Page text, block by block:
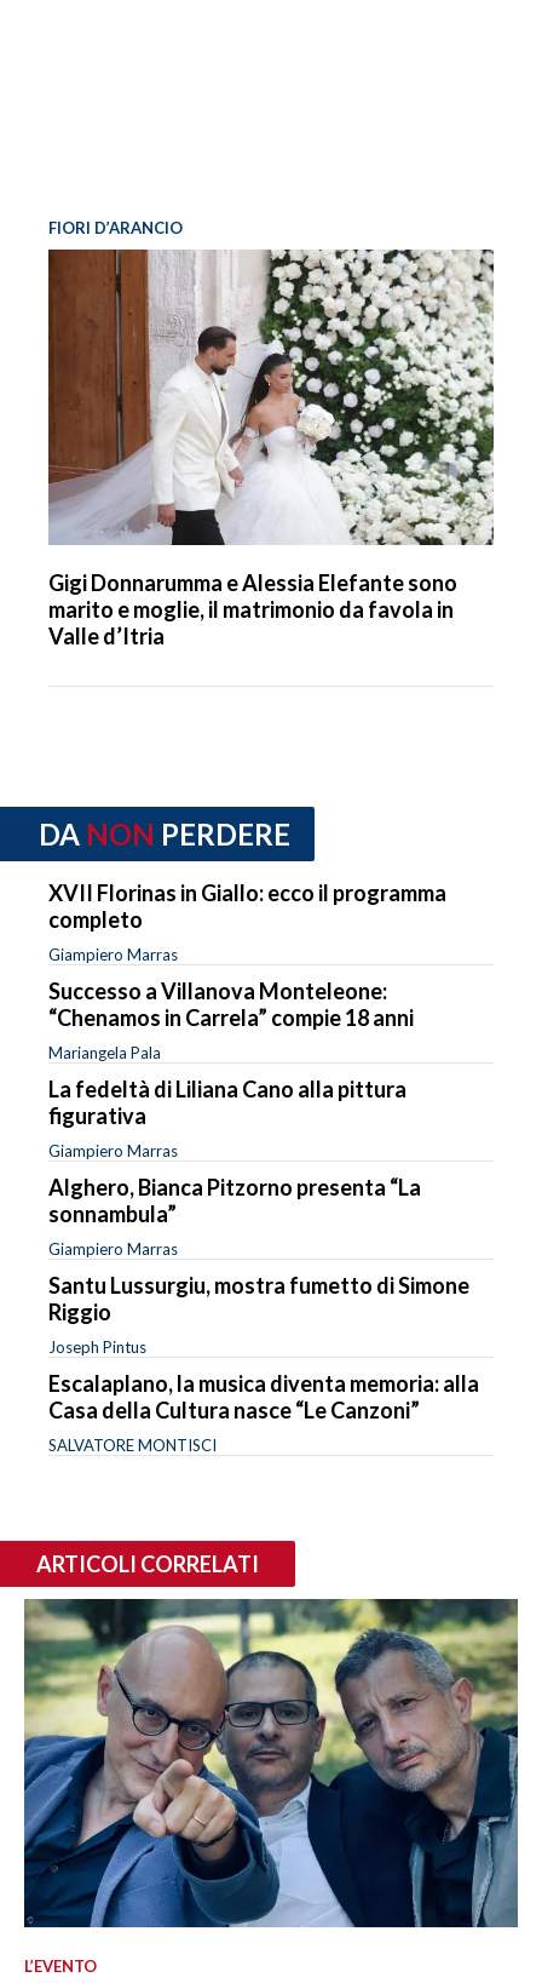
FIORI D’ARANCIO
Gigi Donnarumma e Alessia Elefante sono
marito e moglie, il matrimonio da favola in
Valle d’Itria
DA NON PERDERE
XVII Florinas in Giallo: ecco il programma
completo
Giampiero Marras
Successo a Villanova Monteleone:
“Chenamos in Carrela” compie 18 anni
Mariangela Pala
La fedeltà di Liliana Cano alla pittura
figurativa
Giampiero Marras
Alghero, Bianca Pitzorno presenta “La
sonnambula”
Giampiero Marras
Santu Lussurgiu, mostra fumetto di Simone
Riggio
Joseph Pintus
Escalaplano, la musica diventa memoria: alla
Casa della Cultura nasce “Le Canzoni”
SALVATORE MONTISCI
ARTICOLI CORRELATI
L’EVENTO